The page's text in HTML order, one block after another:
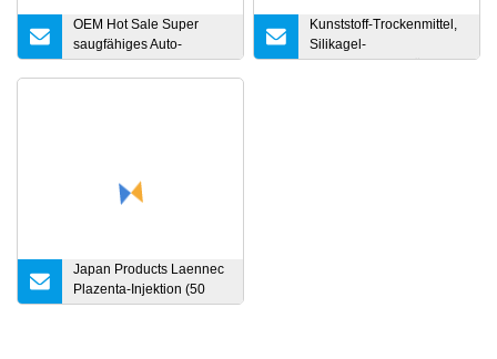
OEM Hot Sale Super
saugfähiges Auto-
Mikrofaser-Handtuch,
Kunststoff-Trockenmittel,
Silikagel-
Trockenmittelbehälter,
Japan Products Laennec
Plazenta-Injektion (50
Ampullen x 2 ml)